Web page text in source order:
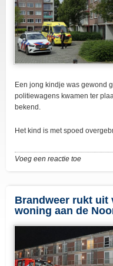
Een jong kindje was gewond
politiewagens kwamen ter
bekend.
Het kind is met spoed
Voeg een reactie toe
Brandweer rukt uit
woning aan de